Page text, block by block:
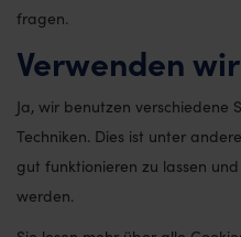
fragen.
Verwenden
Ja, wir benutzen verschiedene
Techniken. Dies ist unter
gut funktionieren zu lassen
werden.